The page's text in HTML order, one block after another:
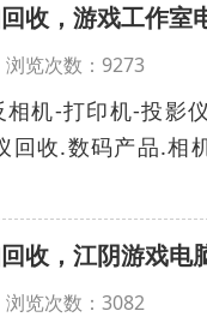
收，游戏工作室
览次数：9273
机-打印机-投影
回收.数码产品.相
收，江阴游戏电
览次数：3082